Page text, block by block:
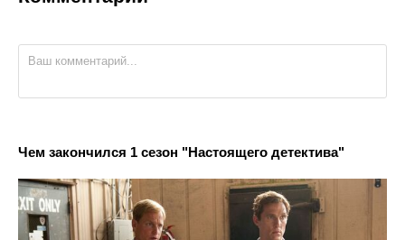
Чем закончился 1 сезон "Настоящего детектива"